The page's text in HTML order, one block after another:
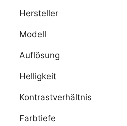
Hersteller
Modell
Auflösung
Helligkeit
Kontrastverhältnis
Farbtiefe